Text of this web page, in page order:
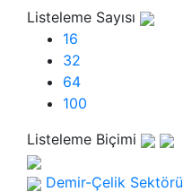
Listeleme Sayısı
16
32
64
100
Listeleme Biçimi
Demir-Çelik Sektörü